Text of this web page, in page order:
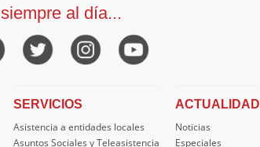
siempre al día...
SERVICIOS
Asistencia a entidades locales
Asuntos Sociales y Teleasistencia
ACTUALIDAD
Noticias
Especiales